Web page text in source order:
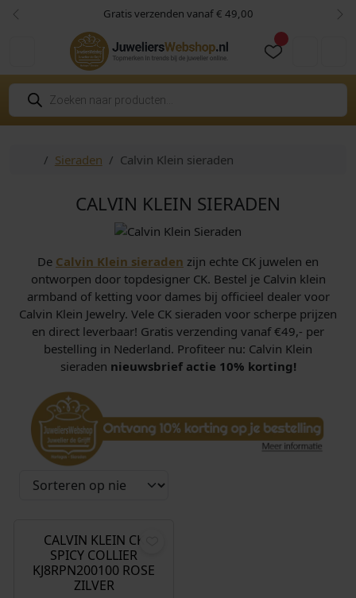
Skip to content
Skip to footer Gratis verzenden vanaf € 49,00
Vorige
P
o
d
HomeSieraden Calvin Klein sieraden
CALVIN KLEIN SIERADEN
De Calvin Klein sieraden zijn echte CK juwelen en
ontworpen door topdesigner CK. Bestel je Calvin klein
armband of ketting voor dames bij officieel dealer voor
Calvin Klein Jewelry. Vele CK sieraden voor scherpe prijzen
en direct leverbaar! Gratis verzending vanaf €49,- per
bestelling in Nederland. Profiteer nu: Calvin Klein
sieraden nieuwsbrief actie 10% korting!
Aanbieding!
r
s
p
CALVIN KLEIN CK
SPICY COLLIER
KJ8RPN200100 ROSE
ZILVER